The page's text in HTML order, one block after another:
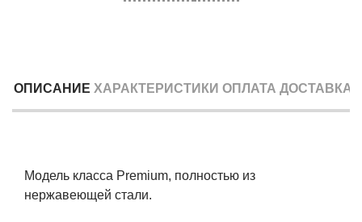
ОПИСАНИЕ ХАРАКТЕРИСТИКИ ОПЛАТА ДОСТАВКА
Модель класса Premium, полностью из
нержавеющей стали.